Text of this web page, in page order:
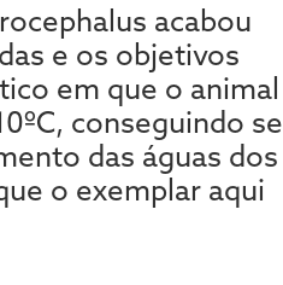
acabou
e os objetivos
em que o animal
conseguindo se
das águas dos
o exemplar aqui